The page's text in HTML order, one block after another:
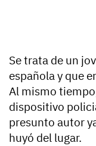
Se trata de un
española y que
Al mismo
dispositivo
presunto autor
huyó del lugar.